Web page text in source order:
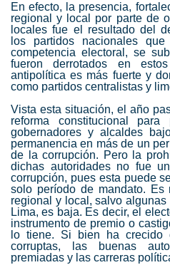
En efecto, la presencia,
regional y local por parte de
locales fue el resultado del
los partidos nacionales
competencia electoral, se
fueron derrotados en
antipolítica es más fuerte y
como partidos centralistas y
Vista esta situación, el año
reforma constitucional
gobernadores y alcaldes
permanencia en más de un
de la corrupción. Pero la
dichas autoridades no fue
corrupción, pues esta puede
solo período de mandato.
regional y local, salvo
Lima, es baja. Es decir, el
instrumento de premio o
lo tiene. Si bien ha crecido
corruptas, las buenas
premiadas y las carreras